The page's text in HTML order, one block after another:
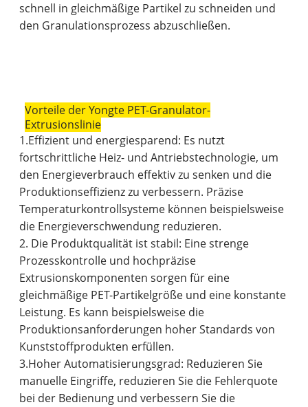
schnell in gleichmäßige Partikel zu schneiden und
den Granulationsprozess abzuschließen.
Vorteile der Yongte PET-Granulator-
Extrusionslinie
1.Effizient und energiesparend: Es nutzt
fortschrittliche Heiz- und Antriebstechnologie, um
den Energieverbrauch effektiv zu senken und die
Produktionseffizienz zu verbessern. Präzise
Temperaturkontrollsysteme können beispielsweise
die Energieverschwendung reduzieren.
2. Die Produktqualität ist stabil: Eine strenge
Prozesskontrolle und hochpräzise
Extrusionskomponenten sorgen für eine
gleichmäßige PET-Partikelgröße und eine konstante
Leistung. Es kann beispielsweise die
Produktionsanforderungen hoher Standards von
Kunststoffprodukten erfüllen.
3.Hoher Automatisierungsgrad: Reduzieren Sie
manuelle Eingriffe, reduzieren Sie die Fehlerquote
bei der Bedienung und verbessern Sie die